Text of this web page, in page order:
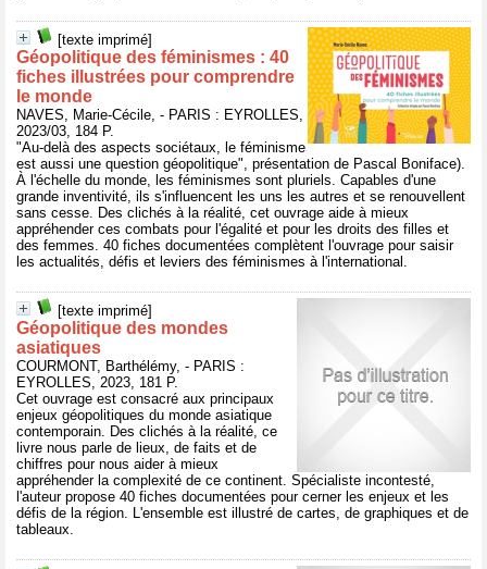
[texte imprimé]
Géopolitique des féminismes : 40
fiches illustrées pour comprendre
le monde
NAVES, Marie-Cécile, - PARIS : EYROLLES,
2023/03, 184 P.
"Au-delà des aspects sociétaux, le féminisme
est aussi une question géopolitique", présentation de Pascal Boniface).
À l'échelle du monde, les féminismes sont pluriels. Capables d'une
grande inventivité, ils s'influencent les uns les autres et se renouvellent
sans cesse. Des clichés à la réalité, cet ouvrage aide à mieux
appréhender ces combats pour l'égalité et pour les droits des filles et
des femmes. 40 fiches documentées complètent l'ouvrage pour saisir
les actualités, défis et leviers des féminismes à l'international.
[texte imprimé]
Géopolitique des mondes
asiatiques
COURMONT, Barthélémy, - PARIS :
EYROLLES, 2023, 181 P.
Cet ouvrage est consacré aux principaux
enjeux géopolitiques du monde asiatique
contemporain. Des clichés à la réalité, ce
livre nous parle de lieux, de faits et de
chiffres pour nous aider à mieux
appréhender la complexité de ce continent. Spécialiste incontesté,
l'auteur propose 40 fiches documentées pour cerner les enjeux et les
défis de la région. L'ensemble est illustré de cartes, de graphiques et de
tableaux.